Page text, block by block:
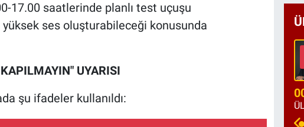
17.00 saatlerinde planlı test uçuşu
ses oluşturabileceği konusunda
UYARISI
şu ifadeler kullanıldı: